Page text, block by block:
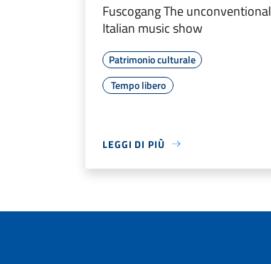
Fuscogang The unconventional
Italian music show
Patrimonio culturale
Tempo libero
LEGGI DI PIÙ